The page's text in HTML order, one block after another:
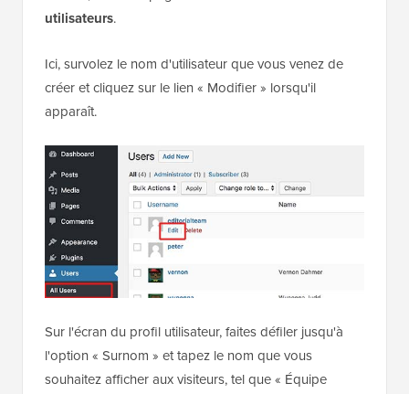
Ensuite, allez à la page
Ici, survolez le nom d'utilisateur que vous venez de
créer et cliquez sur le lien « Modifier » lorsqu'il
apparaît.
Sur l'écran du profil utilisateur, faites défiler jusqu'à
l'option « Surnom » et tapez le nom que vous